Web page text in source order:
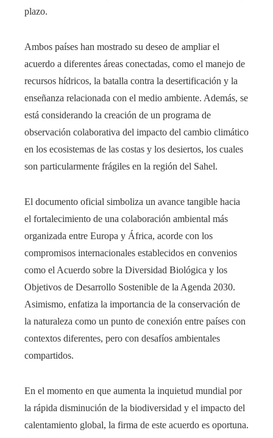
plazo.
Ambos países han mostrado su deseo de ampliar el
acuerdo a diferentes áreas conectadas, como el manejo de
recursos hídricos, la batalla contra la desertificación y la
enseñanza relacionada con el medio ambiente. Además, se
está considerando la creación de un programa de
observación colaborativa del impacto del cambio climático
en los ecosistemas de las costas y los desiertos, los cuales
son particularmente frágiles en la región del Sahel.
El documento oficial simboliza un avance tangible hacia
el fortalecimiento de una colaboración ambiental más
organizada entre Europa y África, acorde con los
compromisos internacionales establecidos en convenios
como el Acuerdo sobre la Diversidad Biológica y los
Objetivos de Desarrollo Sostenible de la Agenda 2030.
Asimismo, enfatiza la importancia de la conservación de
la naturaleza como un punto de conexión entre países con
contextos diferentes, pero con desafíos ambientales
compartidos.
En el momento en que aumenta la inquietud mundial por
la rápida disminución de la biodiversidad y el impacto del
calentamiento global, la firma de este acuerdo es oportuna.